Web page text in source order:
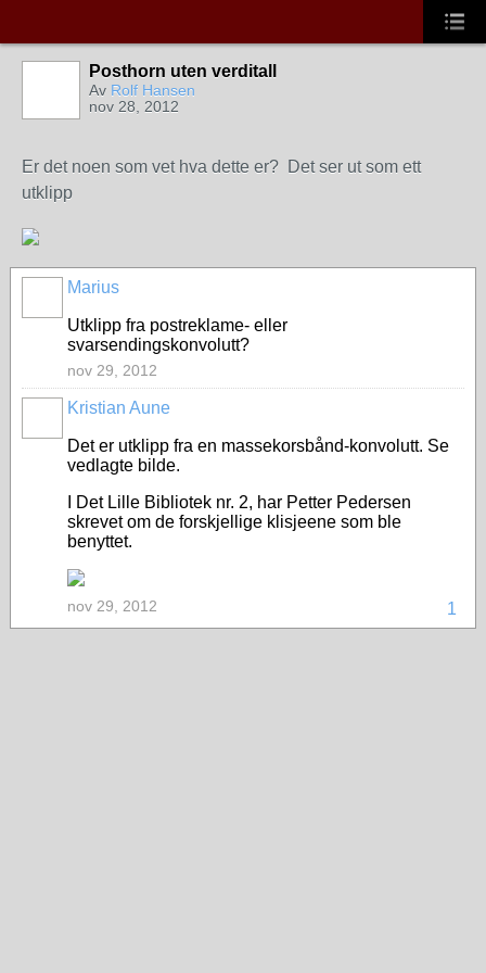
Posthorn uten verditall
Av Rolf Hansen
nov 28, 2012
Er det noen som vet hva dette er? Det ser ut som ett
utklipp
Marius
Utklipp fra postreklame- eller
svarsendingskonvolutt?
nov 29, 2012
Kristian Aune
Det er utklipp fra en massekorsbånd-konvolutt. Se
vedlagte bilde.
I Det Lille Bibliotek nr. 2, har Petter Pedersen
skrevet om de forskjellige klisjeene som ble
benyttet.
1
nov 29, 2012